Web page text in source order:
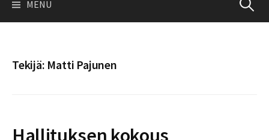
MENU Haku:
Tekijä: Matti Pajunen
Hallituksen kokous